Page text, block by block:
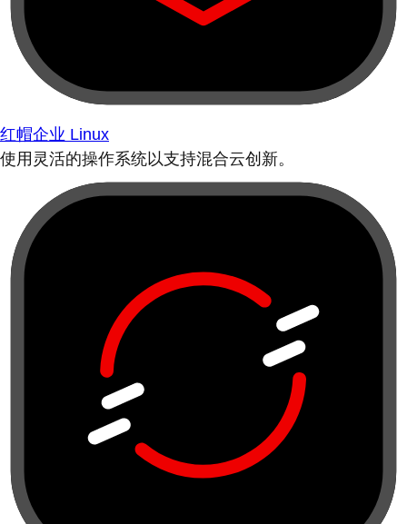
红帽企业 Linux
使用灵活的操作系统以支持混合云创新。